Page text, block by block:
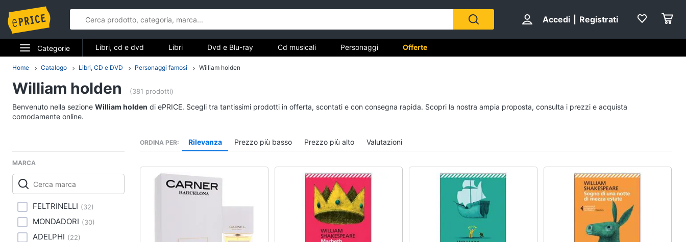
Accedi Registrati
Categorie
Elettrodomestici
Informatica
Telefonia
Videogiochi
Audio e musica
Libri, cd e dvd
Libri di Cucina
Architettura
Vedi tutti
Walt disney film
Musica Leggera
Vedi tutti
Libri, cd e dvd Libri Dvd e Blu-ray Cd musicali Personaggi Offerte
Home Catalogo Libri, CD e DVD Personaggi famosi William holden
William holden (381 prodotti)
Benvenuto nella sezione William holden di ePRICE. Scegli tra tantissimi prodotti in offerta, scontati e con consegna rapida. Scopri la nostra ampia proposta, consulta i prezzi e acquista
comodamente online.
MARCA
FELTRINELLI (32)
MONDADORI (30)
ADELPHI (22)
ORDINA PER Rilevanza Prezzo più basso Prezzo più alto Valutazioni